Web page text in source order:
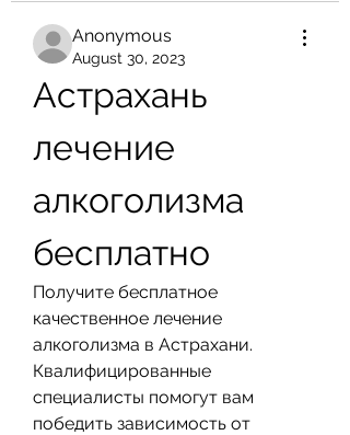
Anonymous
August 30, 2023
Астрахань
лечение
алкоголизма
бесплатно
Получите бесплатное
качественное лечение
алкоголизма в Астрахани.
Квалифицированные
специалисты помогут вам
победить зависимость от